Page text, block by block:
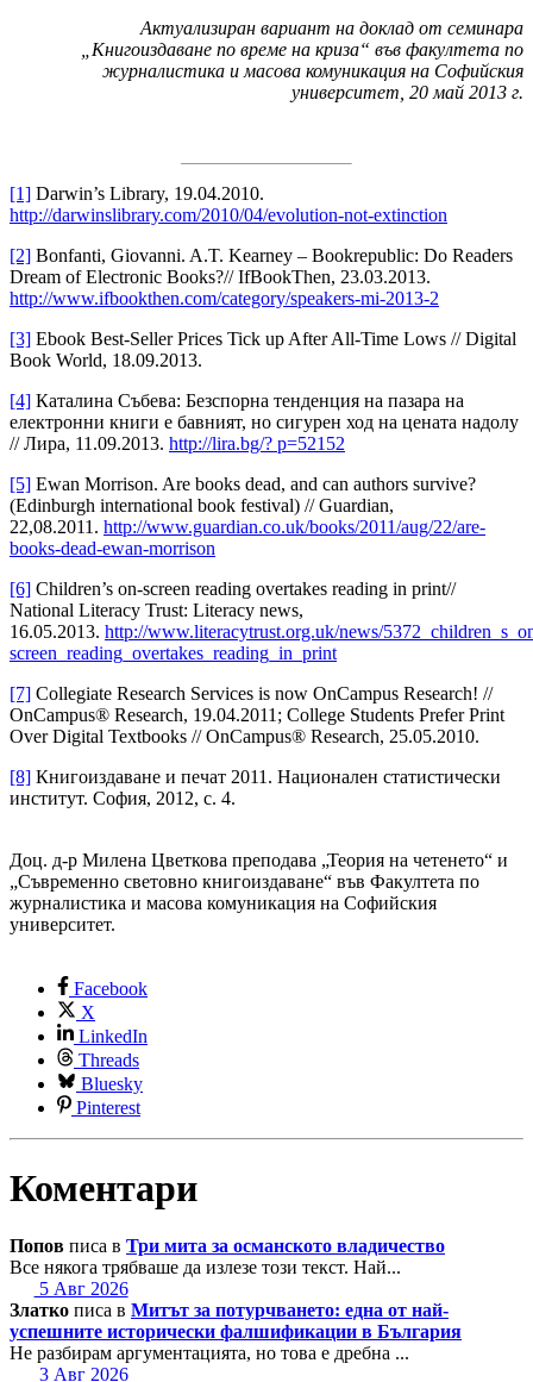
Актуализиран вариант на доклад от семинара
„Книгоиздаване по време на криза“ във факултета по
журналистика и масова комуникация на Софийския
университет, 20 май 2013 г.
[1] Darwin’s Library, 19.04.2010.
http://darwinslibrary.com/2010/04/evolution-not-extinction
[2] Bonfanti, Giovanni. A.T. Kearney – Bookrepublic: Do Readers
Dream of Electronic Books?// IfBookThen, 23.03.2013.
http://www.ifbookthen.com/category/speakers-mi-2013-2
[3] Ebook Best-Seller Prices Tick up After All-Time Lows // Digital
Book World, 18.09.2013.
[4] Каталина Събева: Безспорна тенденция на пазара на
електронни книги е бавният, но сигурен ход на цената надолу
// Лира, 11.09.2013. http://lira.bg/? p=52152
[5] Ewan Morrison. Are books dead, and can authors survive?
(Edinburgh international book festival) // Guardian,
22,08.2011. http://www.guardian.co.uk/books/2011/aug/22/are-
books-dead-ewan-morrison
[6] Children’s on-screen reading overtakes reading in print//
National Literacy Trust: Literacy news,
16.05.2013. http://www.literacytrust.org.uk/news/
screen_reading_overtakes_reading_in_print
[7] Collegiate Research Services is now OnCampus Research! //
OnCampus® Research, 19.04.2011; College Students Prefer Print
Over Digital Textbooks // OnCampus® Research, 25.05.2010.
[8] Книгоиздаване и печат 2011. Национален статистически
институт. София, 2012, с. 4.
Доц. д-р Милена Цветкова преподава „Теория на четенето“ и
„Съвременно световно книгоиздаване“ във Факултета по
журналистика и масова комуникация на Софийския
университет.
Facebook
X
LinkedIn
Threads
Bluesky
Pinterest
Коментари
Попов писа в Три мита за османското владичество
Все някога трябваше да излезе този текст. Най...
5 Авг 2026
Златко писа в Митът за потурчването: една от най-
успешните исторически фалшификации в България
Не разбирам аргументацията, но това е дребна ...
3 Авг 2026